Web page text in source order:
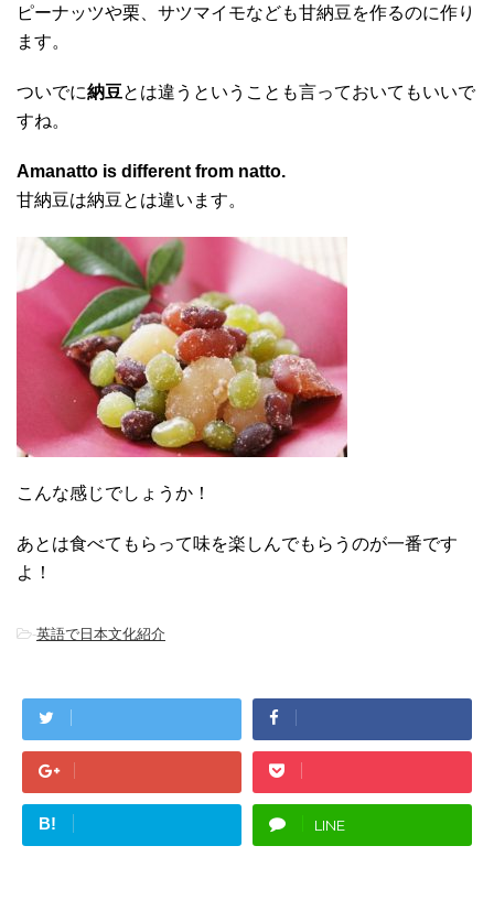
ピーナッツや栗、サツマイモなども甘納豆を作るのに作り
ます。
ついでに納豆とは違うということも言っておいてもいいで
すね。
Amanatto is different from natto.
甘納豆は納豆とは違います。
こんな感じでしょうか！
あとは食べてもらって味を楽しんでもらうのが一番です
よ！
-英語で日本文化紹介
B! LINE